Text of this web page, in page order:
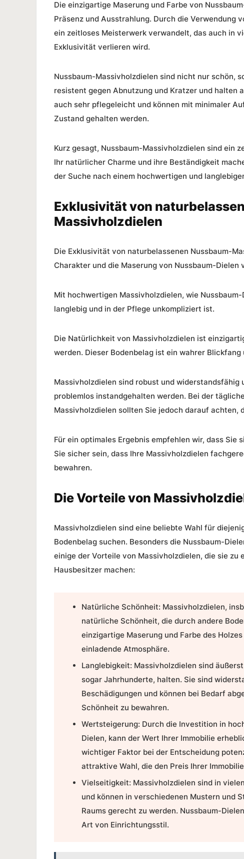
Die einzigartige Maserung und Farbe von
Präsenz und Ausstrahlung. Durch die Verwendung
ein zeitloses Meisterwerk verwandelt, das auch in
Exklusivität verlieren wird.
Nussbaum-Massivholzdielen sind nicht nur schön,
resistent gegen Abnutzung und Kratzer und halten
auch sehr pflegeleicht und können mit minimaler
Zustand gehalten werden.
Kurz gesagt, Nussbaum-Massivholzdielen sind ein
Ihr natürlicher Charme und ihre Beständigkeit
der Suche nach einem hochwertigen und
Exklusivität von
Massivholzdielen
Die Exklusivität von naturbelassenen Nussbaum-
Charakter und die Maserung von Nussbaum-
Mit hochwertigen Massivholzdielen, wie
langlebig und in der Pflege unkompliziert ist.
Die Natürlichkeit von Massivholzdielen ist
werden. Dieser Bodenbelag ist ein wahrer
Massivholzdielen sind robust und widerstandsfähig
problemlos instandgehalten werden. Bei der
Massivholzdielen sollten Sie jedoch darauf
Für ein optimales Ergebnis empfehlen wir, dass
Sie sicher sein, dass Ihre Massivholzdielen
bewahren.
Die Vorteile von
Massivholzdielen sind eine beliebte Wahl für
Bodenbelag suchen. Besonders die Nussbaum-
einige der Vorteile von Massivholzdielen, die sie zu
Hausbesitzer machen:
Natürliche Schönheit: Massivholzdielen,
natürliche Schönheit, die durch andere
einzigartige Maserung und Farbe des
einladende Atmosphäre.
Langlebigkeit: Massivholzdielen sind
sogar Jahrhunderte, halten. Sie sind
Beschädigungen und können bei Bedarf
Schönheit zu bewahren.
Wertsteigerung: Durch die Investition in
Dielen, kann der Wert Ihrer Immobilie
wichtiger Faktor bei der Entscheidung
attraktive Wahl, die den Preis Ihrer
Vielseitigkeit: Massivholzdielen sind in
und können in verschiedenen Mustern und
Raums gerecht zu werden. Nussbaum-
Art von Einrichtungsstil.